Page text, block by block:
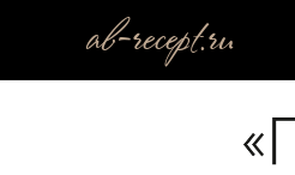
ab-recept.ru